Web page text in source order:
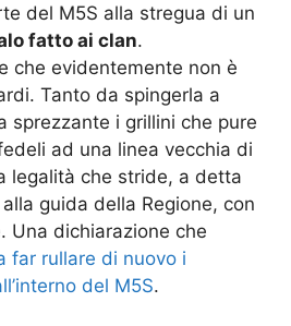
del M5S alla stregua di un
fatto ai clan.
che evidentemente non è
Tanto da spingerla a
sprezzante i grillini che pure
ad una linea vecchia di
legalità che stride, a detta
guida della Regione, con
Una dichiarazione che
far rullare di nuovo i
del M5S.